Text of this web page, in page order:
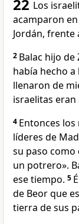
22 Los
acamparon
Jordán, frente
2 Balac hijo
había hecho
llenaron de
israelitas eran
4 Entonces
líderes de
su paso
un potrero».
ese tiempo. 5
de Beor que
tierra de sus